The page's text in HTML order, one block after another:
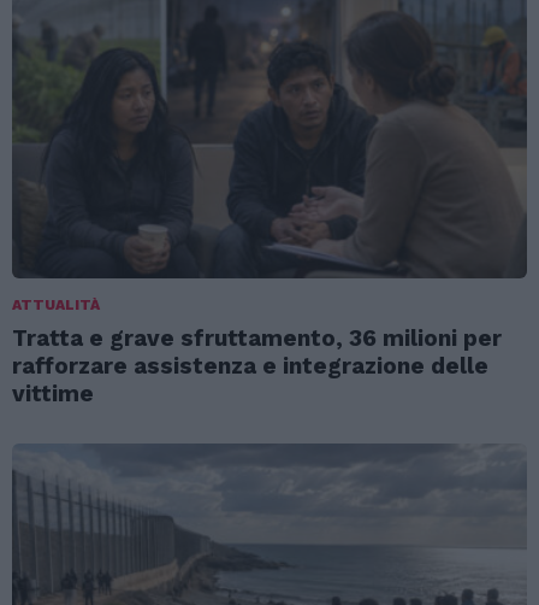
ATTUALITÀ
Tratta e grave sfruttamento, 36 milioni per
rafforzare assistenza e integrazione delle
vittime